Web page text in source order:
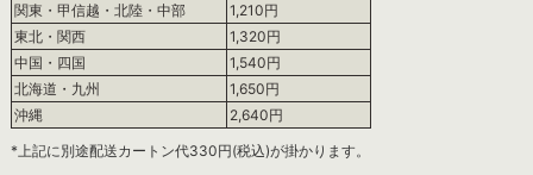
関東・甲信越・北陸・中部
1,210円
東北・関西
1,320円
中国・四国
1,540円
北海道・九州
1,650円
沖縄
2,640円
*上記に別途配送カートン代330円(税込)が掛かります。